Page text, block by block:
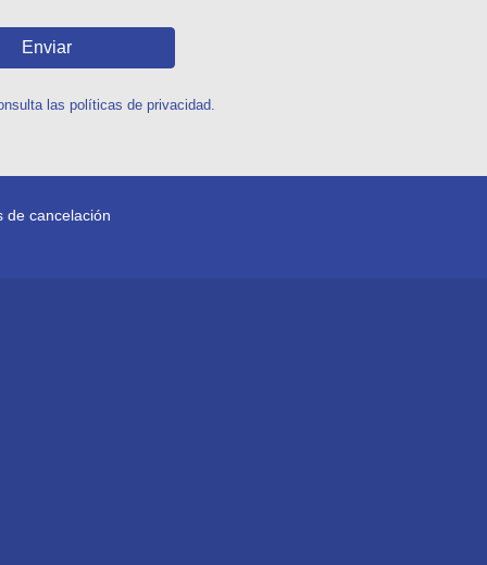
Enviar
las políticas de privacidad.
de cancelación